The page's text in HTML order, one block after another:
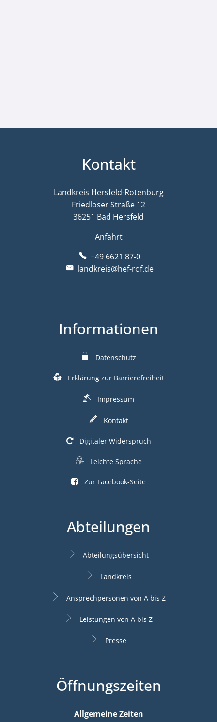
Kontakt
Landkreis Hersfeld-Rotenburg
Friedloser Straße 12
36251 Bad Hersfeld
Anfahrt
+49 6621 87-0
landkreis@hef-rof.de
Informationen
Datenschutz
Erklärung zur Barrierefreiheit
Impressum
Kontakt
Digitaler Widerspruch
Leichte Sprache
Zur Facebook-Seite
Abteilungen
Abteilungsübersicht
Landkreis
Ansprechpersonen von A bis Z
Leistungen von A bis Z
Presse
Öffnungszeiten
Allgemeine Zeiten